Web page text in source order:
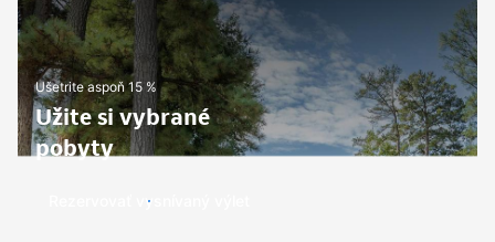
Ušetrite aspoň 15 %
Užite si vybrané
pobyty
Rezervovať vysnívaný výlet